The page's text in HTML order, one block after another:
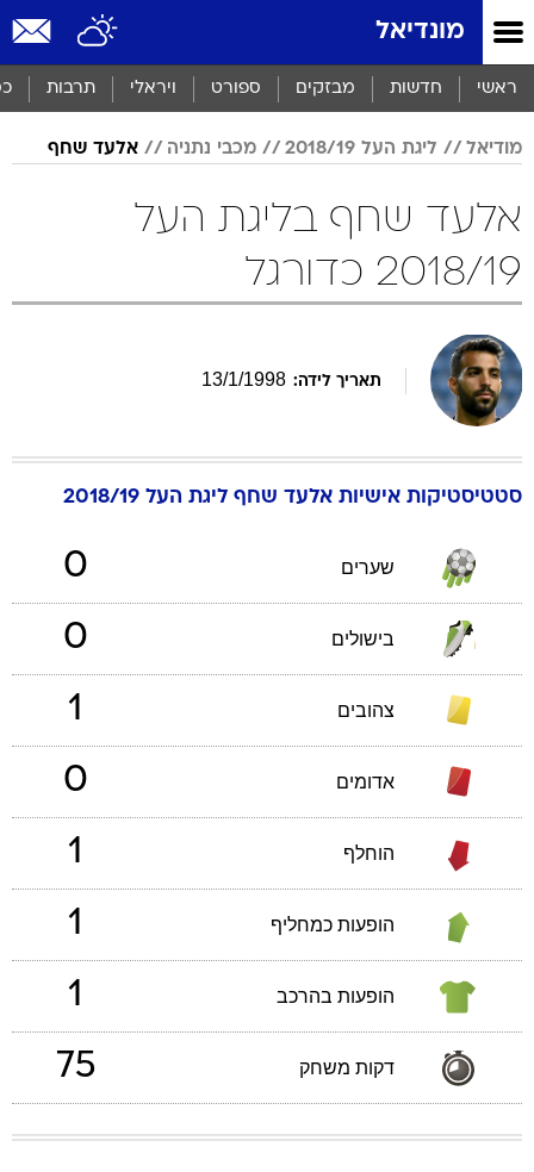
מונדיאל
ראשי חדשות מבזקים ספורט ויראלי תרבות
מודיאל ליגת העל 2018/19 מכבי נתניה אלעד שחף
אלעד שחף בליגת העל
2018/19 כדורגל
תאריך לידה: 13/1/1998
סטטיסטיקות אישיות אלעד שחף ליגת העל 2018/19
שערים 0
בישולים 0
צהובים 1
אדומים 0
הוחלף 1
הופעות כמחליף 1
הופעות בהרכב 1
דקות משחק 75